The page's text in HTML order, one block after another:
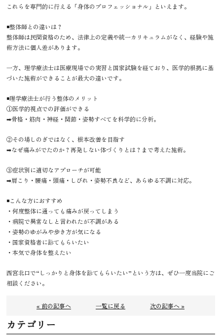
これらを専門的に行える「身体のプロフェッショナル」といえます。
◾️整体師との違いは？
整体師は民間資格のため、法律上の定義や統一カリキュラムがなく、経験や施
術方法に個人差があります。
一方、理学療法士は医療現場での実習と国家試験を経ており、医学的根拠に基
づいた施術ができることが最大の違いです。
◾️理学療法士が行う整体のメリット
①医学的視点での評価ができる
➡︎骨格・筋肉・神経・関節・姿勢すべてを科学的に分析。
②その場しのぎではなく、根本改善を目指す
➡︎なぜ痛みがでたのか？再発しない体づくりとは？まで考えた施術。
③症状別に適切なアプローチが可能
➡︎肩こり・腰痛・頭痛・しびれ・姿勢不良など、あらゆる不調に対応。
◾️こんな方におすすめ
・何度整体に通っても痛みが戻ってしまう
・病院で異常なしと言われたが不調がある
・姿勢のゆがみや歩き方が気になる
・国家資格者に診てもらいたい
・本気で身体を整えたい
西宮北口で“しっかりと身体を診てもらいたい”という方は、ぜひ一度当院にご
相談ください。
« 前の記事へ 一覧に戻る 次の記事へ »
カテゴリー